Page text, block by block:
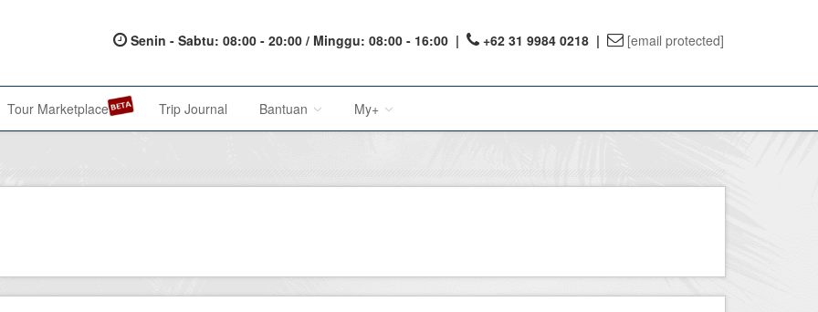
Senin - Sabtu: 08:00 - 20:00 / Minggu: 08:00 - 16:00 | +62 31 9984 0218 | [email protected]
Tour Marketplace Trip Journal Bantuan
About Us
My+
My Account